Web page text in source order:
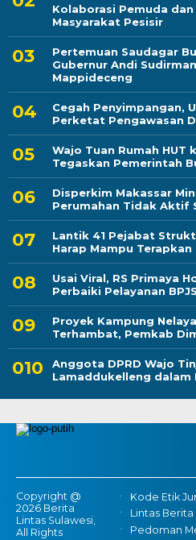
Kolaborasi Pemuda
Masyarakat Pesisir
Pertemuan Saudagar
Gubernur Andi
Mappideceng
Cegah Penyimpangan,
Perketat Pengawasan
Wajo Tuan Rumah HUT
Tegaskan Pemerintah
Disperkim Makassar
Perumahan Tidak Aktif
Lantik 41 Pejabat
Harap Mampu Terapkan
Usai Viral, RS Primaya
Perbaiki Pelayanan
Proyek Kampung
Terhambat, Pemkab
Anggota DPRD Wajo
Lamaddukelleng dalam
Copyright @
2026 Berita
Lintas Sulawesi,
All Rights
Kode Etik
Lintas Berita
Pedoman